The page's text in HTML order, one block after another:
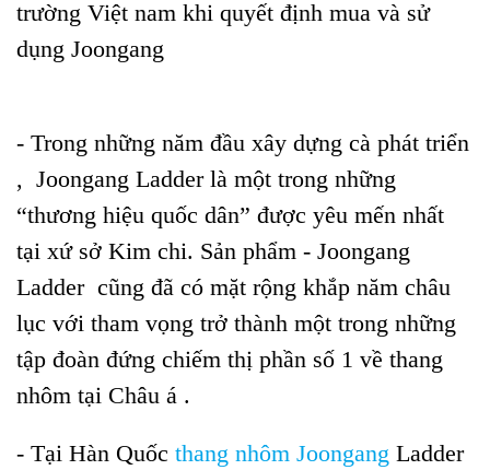
trường Việt nam khi quyết định mua và sử
dụng Joongang
- Trong những năm đầu xây dựng cà phát triển
, Joongang Ladder là một trong những
“thương hiệu quốc dân” được yêu mến nhất
tại xứ sở Kim chi. Sản phẩm - Joongang
Ladder cũng đã có mặt rộng khắp năm châu
lục với tham vọng trở thành một trong những
tập đoàn đứng chiếm thị phần số 1 về thang
nhôm tại Châu á .
- Tại Hàn Quốc thang nhôm Joongang Ladder